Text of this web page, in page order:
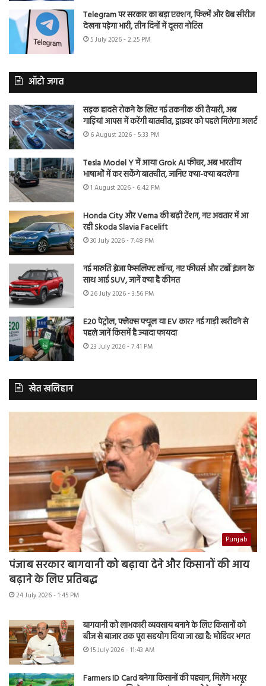
Telegram पर सरकार का बड़ा एक्शन, फिल्में और वेब सीरीज
देखना पड़ेगा भारी, तीन दिनों में दूसरा नोटिस
5 July 2026 - 2:25 PM
ऑटो जगत
सड़क हादसे रोकने के लिए नई तकनीक की तैयारी, अब
गाड़ियां आपस में करेंगी बातचीत, ड्राइवर को पहले मिलेगा अलर्ट
6 August 2026 - 5:33 PM
Tesla Model Y में आया Grok AI फीचर, अब भारतीय
भाषाओं में कर सकेंगे बातचीत, जानिए क्या-क्या बदलेगा
1 August 2026 - 6:42 PM
Honda City और Verna की बढ़ी टेंशन, नए अवतार में आ
रही Skoda Slavia Facelift
30 July 2026 - 7:48 PM
नई मारुति ब्रेजा फेसलिफ्ट लॉन्च, नए फीचर्स और टर्बो इंजन के
साथ आई SUV, जानें क्या है कीमत
26 July 2026 - 3:56 PM
E20 पेट्रोल, फ्लेक्स फ्यूल या EV कार? नई गाड़ी खरीदने से
पहले जानें किसमें है ज्यादा फायदा
23 July 2026 - 7:41 PM
खेत खलिहान
Punjab
पंजाब सरकार बागवानी को बढ़ावा देने और किसानों की आय
बढ़ाने के लिए प्रतिबद्ध
24 July 2026 - 1:45 PM
बागवानी को लाभकारी व्यवसाय बनाने के लिए किसानों को
बीज से बाजार तक पूरा सहयोग दिया जा रहा है: मोहिंदर भगत
15 July 2026 - 11:43 AM
Farmers ID Card बनेगा किसानों की पहचान, मिलेंगे भरपूर